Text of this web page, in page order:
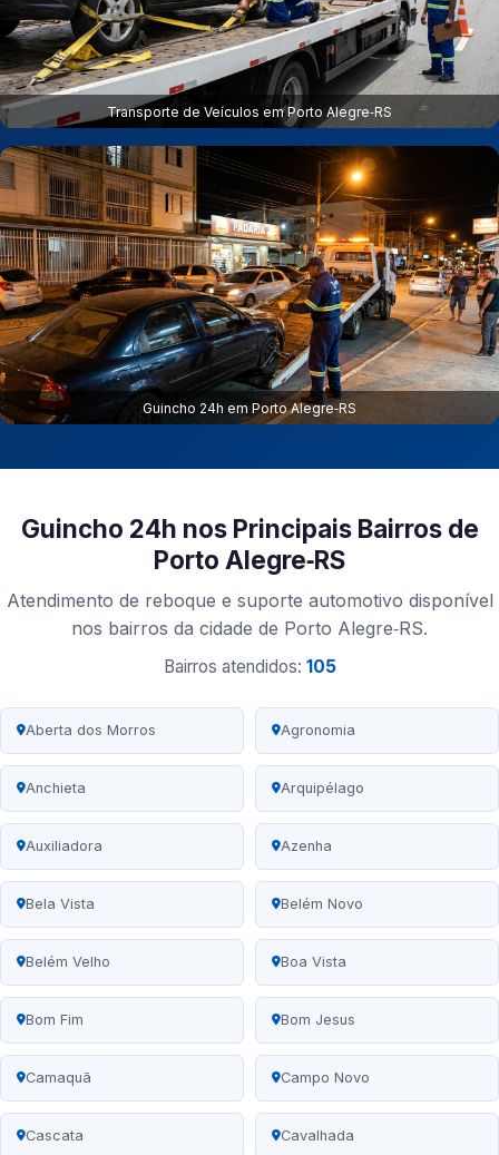
Transporte de Veículos em Porto Alegre‑RS
Guincho 24h em Porto Alegre‑RS
Guincho 24h nos Principais Bairros de
Porto Alegre‑RS
Atendimento de reboque e suporte automotivo disponível
nos bairros da cidade de Porto Alegre‑RS.
Bairros atendidos: 105
Aberta dos Morros Agronomia
Anchieta Arquipélago
Auxiliadora Azenha
Bela Vista Belém Novo
Belém Velho Boa Vista
Bom Fim Bom Jesus
Camaquã Campo Novo
Cascata Cavalhada